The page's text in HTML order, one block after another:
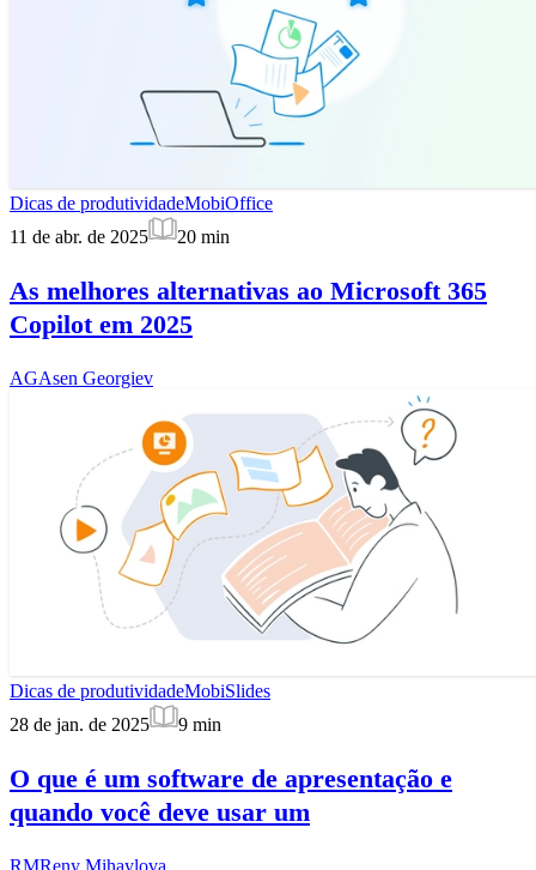
Dicas de produtividadeMobiOffice
11 de abr. de 2025
20 min
As melhores alternativas ao Microsoft 365
Copilot em 2025
AGAsen Georgiev
Dicas de produtividadeMobiSlides
28 de jan. de 2025
9 min
O que é um software de apresentação e
quando você deve usar um